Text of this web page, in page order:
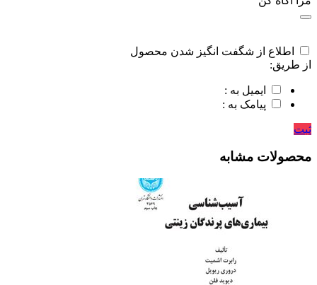
اطلاع از شگفت انگیز شدن محصول
از طریق:
ایمیل به :
پیامک به :
ثبت
محصولات مشابه